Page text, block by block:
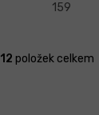
159
O
12 položek celkem